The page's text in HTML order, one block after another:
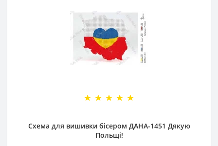
Схема для вишивки бісером ДАНА-1451 Дякую
Польщі!